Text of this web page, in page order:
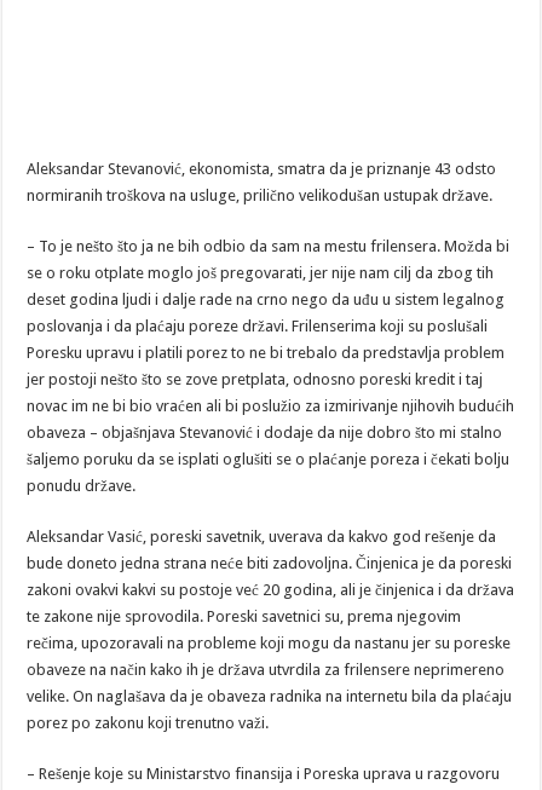
Aleksandar Stevanović, ekonomista, smatra da je priznanje 43 odsto
normiranih troškova na usluge, prilično velikodušan ustupak države.
– To je nešto što ja ne bih odbio da sam na mestu frilensera. Možda bi
se o roku otplate moglo još pregovarati, jer nije nam cilj da zbog tih
deset godina ljudi i dalje rade na crno nego da uđu u sistem legalnog
poslovanja i da plaćaju poreze državi. Frilenserima koji su poslušali
Poresku upravu i platili porez to ne bi trebalo da predstavlja problem
jer postoji nešto što se zove pretplata, odnosno poreski kredit i taj
novac im ne bi bio vraćen ali bi poslužio za izmirivanje njihovih budućih
obaveza – objašnjava Stevanović i dodaje da nije dobro što mi stalno
šaljemo poruku da se isplati oglušiti se o plaćanje poreza i čekati bolju
ponudu države.
Aleksandar Vasić, poreski savetnik, uverava da kakvo god rešenje da
bude doneto jedna strana neće biti zadovoljna. Činjenica je da poreski
zakoni ovakvi kakvi su postoje već 20 godina, ali je činjenica i da država
te zakone nije sprovodila. Poreski savetnici su, prema njegovim
rečima, upozoravali na probleme koji mogu da nastanu jer su poreske
obaveze na način kako ih je država utvrdila za frilensere neprimereno
velike. On naglašava da je obaveza radnika na internetu bila da plaćaju
porez po zakonu koji trenutno važi.
– Rešenje koje su Ministarstvo finansija i Poreska uprava u razgovoru